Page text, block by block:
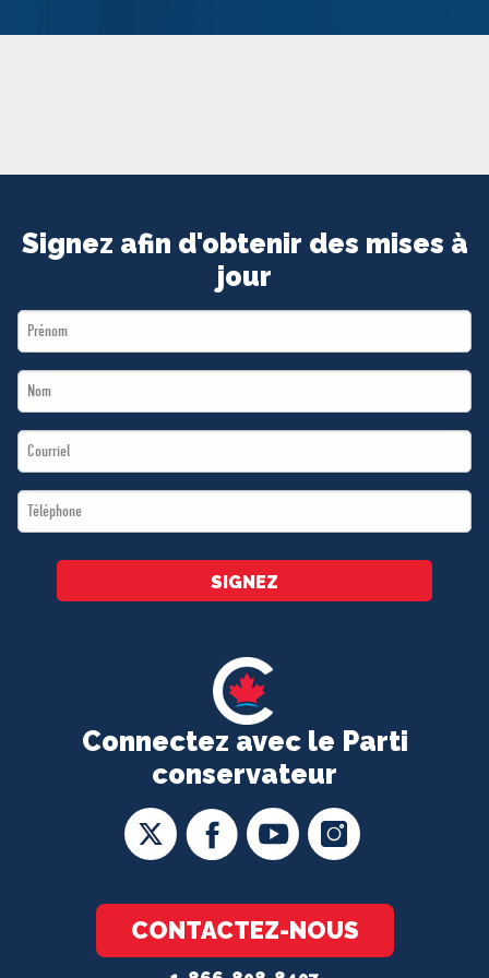
Connectez avec le Parti
conservateur
CONTACTEZ-NOUS
Signez afin d'obtenir des mises à
jour
First
Name
Last
Name
Email
*
Téléphone
*
SIGNEZ